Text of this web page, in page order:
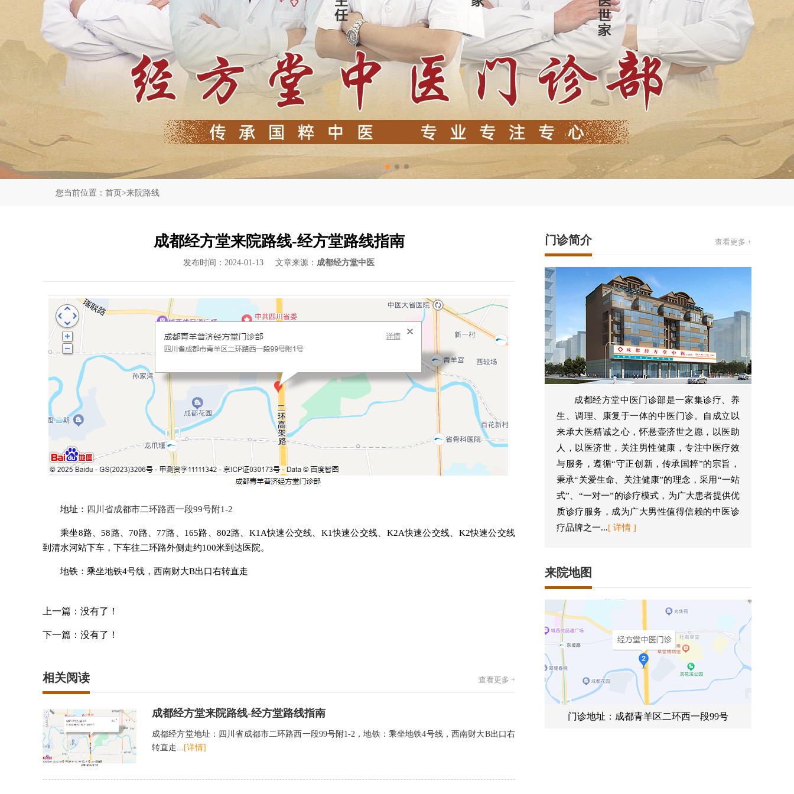
您当前位置： 首页 >来院路线
成都经方堂来院路线-经方堂路线指南
发布时间：2024-01-13 文章来源： 成都经方堂中医
地址： 四川省成都市二环路西一段99号附1-2
乘坐8路、58路、70路、77路、165路、802路、K1A快速公交线、K1快速公交线、K2A快速公交线、K2快速公交线
到清水河站下车，下车往二环路外侧走约100米到达医院。
地铁：乘坐地铁4号线，西南财大B出口右转直走
上一篇：没有了！
下一篇：没有了！
相关阅读 查看更多 +
成都经方堂来院路线-经方堂路线指南
成都经方堂地址：四川省成都市二环路西一段99号附1-2，地铁：乘坐地铁4号线，西南财大B出口右
转直走... [详情]
门诊简介 查看更多 +
成都经方堂中医门诊部是一家集诊疗、养
生、调理、康复于一体的中医门诊。自成立以
来承大医精诚之心，怀悬壶济世之愿，以医助
人，以医济世，关注男性健康，专注中医疗效
与服务，遵循“守正创新，传承国粹”的宗旨，
秉承“关爱生命、关注健康”的理念，采用“一站
式”、“一对一”的诊疗模式，为广大患者提供优
质诊疗服务，成为广大男性值得信赖的中医诊
疗品牌之一...[ 详情 ]
来院地图
门诊地址：成都青羊区二环西一段99号